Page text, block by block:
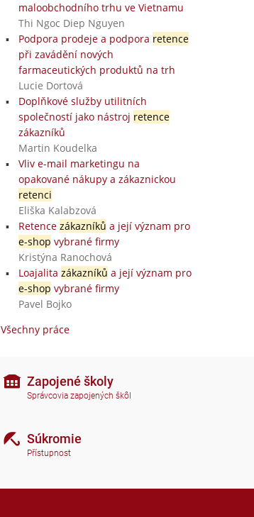
maloobchodního trhu ve Vietnamu
Thi Ngoc Diep Nguyen
Podpora prodeje a podpora retence
při zavádění nových
farmaceutických produktů na trh
Lucie Dortová
Doplňkové služby utilitních
společností jako nástroj retence
zákazníků
Martin Koudelka
Vliv e-mail marketingu na
opakované nákupy a zákaznickou
retenci
Eliška Kalabzová
Retence zákazníků a její význam pro
e-shop vybrané firmy
Kristýna Ranochová
Loajalita zákazníků a její význam pro
e-shop vybrané firmy
Pavel Bojko
Všechny práce
Zapojené školy
Správcovia zapojených škôl
Súkromie
Přístupnost